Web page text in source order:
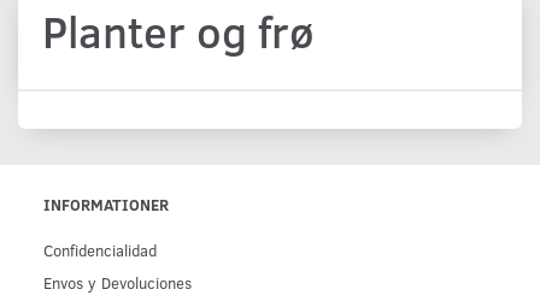
Planter og frø
INFORMATIONER
Confidencialidad
Env­os y Devoluciones